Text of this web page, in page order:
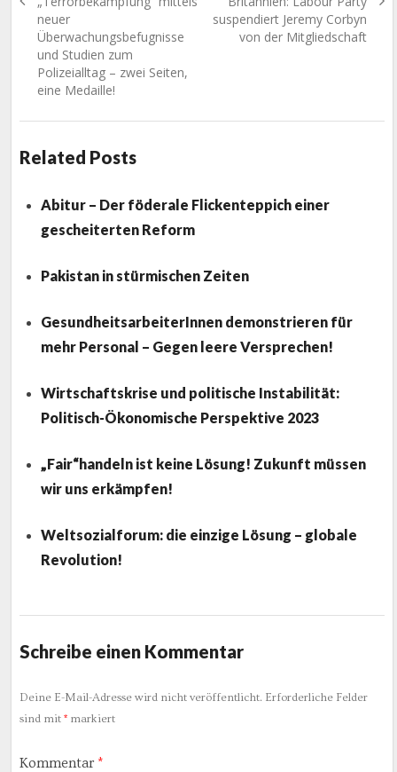
post:
neuer
Überwachungsbefugnisse
und Studien zum
Polizeialltag – zwei Seiten,
eine Medaille!
post:
suspendiert Jeremy Corbyn
von der Mitgliedschaft
Related Posts
Abitur – Der föderale Flickenteppich einer
gescheiterten Reform
Pakistan in stürmischen Zeiten
GesundheitsarbeiterInnen demonstrieren für
mehr Personal – Gegen leere Versprechen!
Wirtschaftskrise und politische Instabilität:
Politisch-Ökonomische Perspektive 2023
„Fair“handeln ist keine Lösung! Zukunft müssen
wir uns erkämpfen!
Weltsozialforum: die einzige Lösung – globale
Revolution!
Schreibe einen Kommentar
Deine E-Mail-Adresse wird nicht veröffentlicht. Erforderliche Felder
sind mit *markiert
Kommentar *